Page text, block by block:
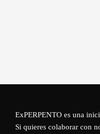
ExPERPENTO es una
Si quieres colaborar con